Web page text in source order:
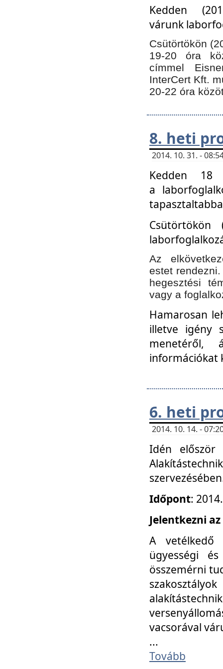
Kedden
várunk
Csütörtökön
19-20 óra
címmel
InterCert Kft.
20-22 óra
8. heti
2014. 10. 31. -
Kedden 18
a
Az
estet
hegesztési
vagy a
Hamarosan
illetve igény
menetéről,
információkat
6. heti
2014. 10. 14. -
Idén
Időpont:
Jelentkezni az
A vetélkedő
ügyességi
összemérni
vacsorával
...
Tovább